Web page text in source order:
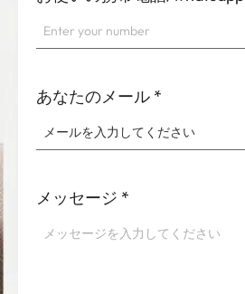
あなたのメール *
メッセージ *